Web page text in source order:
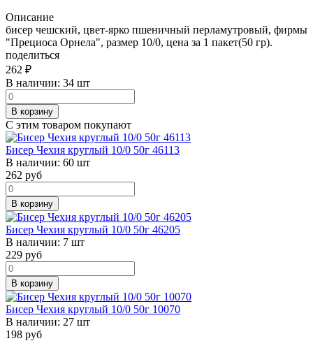
Описание
бисер чешский, цвет-ярко пшеничный перламутровый, фирмы
"Прециоса Орнела", размер 10/0, цена за 1 пакет(50 гр).
поделиться
262 ₽
В наличии: 34 шт
В корзину
С этим товаром покупают
Бисер Чехия круглый 10/0 50г 46113
В наличии: 60 шт
262 руб
В корзину
Бисер Чехия круглый 10/0 50г 46205
В наличии: 7 шт
229 руб
В корзину
Бисер Чехия круглый 10/0 50г 10070
В наличии: 27 шт
198 руб